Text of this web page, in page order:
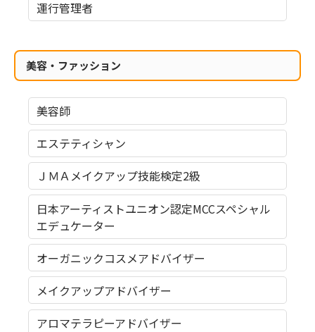
運行管理者
美容・ファッション
美容師
エステティシャン
ＪＭＡメイクアップ技能検定2級
日本アーティストユニオン認定MCCスペシャル
エデュケーター
オーガニックコスメアドバイザー
メイクアップアドバイザー
アロマテラピーアドバイザー